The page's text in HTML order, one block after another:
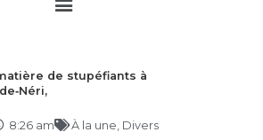
de stupéfiants à
8:26 am À la une Divers